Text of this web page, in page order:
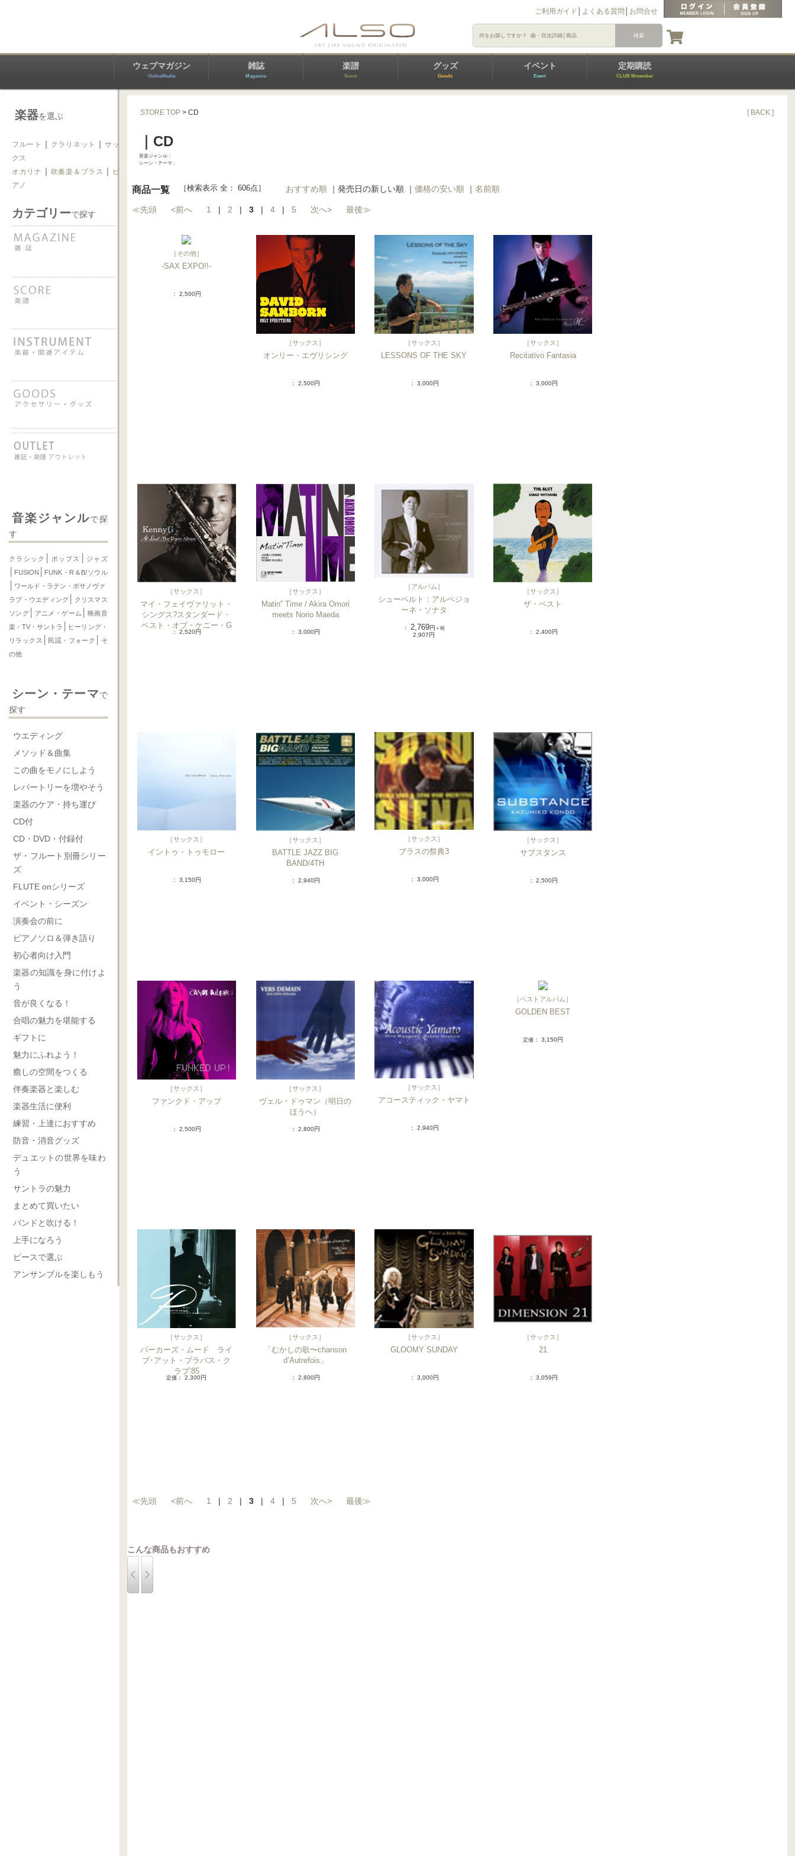
ご利用ガイド よくある質問 お問合せ
ウェブマガジン
OnlineMedia
雑誌
Magazine
楽譜
Score
グッズ
Goods
イベント
Event
定期購読
CLUB Mmember
楽器を選ぶ
フルート ｜ クラリネット ｜ サッ
クス
オカリナ ｜ 吹奏楽＆ブラス ｜
ピ
アノ
カテゴリーで探す
音楽ジャンルで探
す
クラシック ポップス ジャズ
FUSION FUNK・R＆B/ソウル
ワールド・ラテン・ボサノヴァ
ラブ・ウエディング
クリスマス
ソング
アニメ・ゲーム
映画音
楽・TV・サントラ
ヒーリング・
リラックス
民謡・フォーク
そ
の他
シーン・テーマで
探す
ウエディング
メソッド＆曲集
この曲をモノにしよう
レパートリーを増やそう
楽器のケア・持ち運び
CD付
CD・DVD・付録付
ザ・フルート別冊シリー
ズ
FLUTE onシリーズ
イベント・シーズン
演奏会の前に
ピアノソロ＆弾き語り
初心者向け入門
楽器の知識を身に付けよ
う
音が良くなる！
合唱の魅力を堪能する
ギフトに
魅力にふれよう！
癒しの空間をつくる
伴奏楽器と楽しむ
楽器生活に便利
練習・上達におすすめ
防音・消音グッズ
デュエットの世界を味わ
う
サントラの魅力
まとめて買いたい
バンドと吹ける！
上手になろう
ピースで選ぶ
アンサンブルを楽しもう
STORE TOP > CD [ BACK ]
｜CD
音楽ジャンル：
シーン・テーマ：
商品一覧 ［検索表示 全： 606点］ おすすめ順 ｜発売日の新しい順 ｜価格の安い順 ｜名前順
≪先頭 <前へ 1 | 2 |3 |4 | 5 次へ> 最後≫
［その他］
-SAX EXPO!!-
： 2,500円
［サックス ］
オンリー・エヴリシング
： 2,500円
［サックス ］
LESSONS OF THE SKY
： 3,000円
［サックス ］
Recitativo Fantasia
： 3,000円
［サックス ］
マイ・フェイヴァリット・
シングス?スタンダード・
ベスト・オブ・ケニー・G
： 2,520円
［サックス ］
Matin'' Time / Akira Omori
meets Norio Maeda
： 3,000円
［アルバム］
シューベルト：アルペジョ
ーネ・ソナタ
： 2,769円 ＋税
2,907円
［サックス ］
ザ・ベスト
： 2,400円
［サックス ］
イントゥ・トゥモロー
： 3,150円
［サックス ］
BATTLE JAZZ BIG
BAND/4TH
： 2,940円
［サックス ］
ブラスの祭典3
： 3,000円
［サックス ］
サブスタンス
： 2,500円
［サックス ］
ファンクド・アップ
： 2,500円
［サックス ］
ヴェル・ドゥマン（明日の
ほうへ）
： 2,800円
［サックス ］
アコースティック・ヤマト
： 2,940円
［ベストアルバム］
GOLDEN BEST
定価： 3,150円
［サックス ］
パーカーズ・ムード ライ
ブ･アット・ブラバス・ク
ラブ’85
定価 ： 2,300円
［サックス ］
「むかしの歌〜chanson
d’Autrefois」
： 2,800円
［サックス ］
GLOOMY SUNDAY
： 3,000円
［サックス ］
21
： 3,059円
≪先頭 <前へ 1 | 2 |3 |4 | 5 次へ> 最後≫
こんな商品もおすすめ